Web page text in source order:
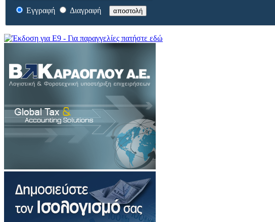
Εγγραφή Διαγραφή αποστολή